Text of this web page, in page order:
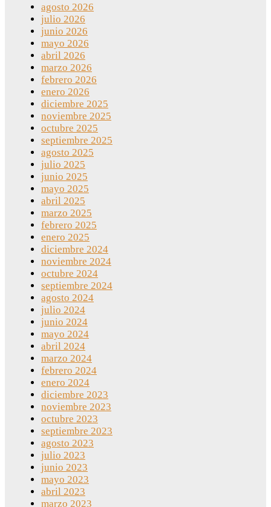
agosto 2026
julio 2026
junio 2026
mayo 2026
abril 2026
marzo 2026
febrero 2026
enero 2026
diciembre 2025
noviembre 2025
octubre 2025
septiembre 2025
agosto 2025
julio 2025
junio 2025
mayo 2025
abril 2025
marzo 2025
febrero 2025
enero 2025
diciembre 2024
noviembre 2024
octubre 2024
septiembre 2024
agosto 2024
julio 2024
junio 2024
mayo 2024
abril 2024
marzo 2024
febrero 2024
enero 2024
diciembre 2023
noviembre 2023
octubre 2023
septiembre 2023
agosto 2023
julio 2023
junio 2023
mayo 2023
abril 2023
marzo 2023